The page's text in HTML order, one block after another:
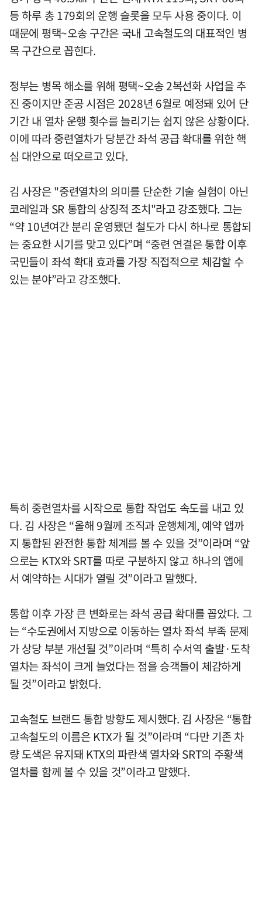
등 하루 총 179회의 운행 슬롯을 모두 사용 중이다. 이
때문에 평택~오송 구간은 국내 고속철도의 대표적인 병
목 구간으로 꼽힌다.
정부는 병목 해소를 위해 평택~오송 2복선화 사업을 추
진 중이지만 준공 시점은 2028년 6월로 예정돼 있어 단
기간 내 열차 운행 횟수를 늘리기는 쉽지 않은 상황이다.
이에 따라 중련열차가 당분간 좌석 공급 확대를 위한 핵
심 대안으로 떠오르고 있다.
김 사장은 "중련열차의 의미를 단순한 기술 실험이 아닌
코레일과 SR 통합의 상징적 조치"라고 강조했다. 그는
“약 10년여간 분리 운영됐던 철도가 다시 하나로 통합되
는 중요한 시기를 맞고 있다”며 “중련 연결은 통합 이후
국민들이 좌석 확대 효과를 가장 직접적으로 체감할 수
있는 분야”라고 강조했다.
특히 중련열차를 시작으로 통합 작업도 속도를 내고 있
다. 김 사장은 “올해 9월께 조직과 운행체계, 예약 앱까
지 통합된 완전한 통합 체계를 볼 수 있을 것”이라며 “앞
으로는 KTX와 SRT를 따로 구분하지 않고 하나의 앱에
서 예약하는 시대가 열릴 것”이라고 말했다.
통합 이후 가장 큰 변화로는 좌석 공급 확대를 꼽았다. 그
는 “수도권에서 지방으로 이동하는 열차 좌석 부족 문제
가 상당 부분 개선될 것”이라며 “특히 수서역 출발·도착
열차는 좌석이 크게 늘었다는 점을 승객들이 체감하게
될 것”이라고 밝혔다.
고속철도 브랜드 통합 방향도 제시했다. 김 사장은 “통합
고속철도의 이름은 KTX가 될 것”이라며 “다만 기존 차
량 도색은 유지돼 KTX의 파란색 열차와 SRT의 주황색
열차를 함께 볼 수 있을 것”이라고 말했다.